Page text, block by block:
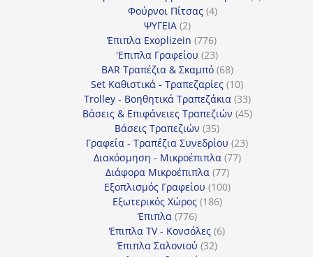
Φούρνοι Πίτσας 44
ΨΥΓΕΙΑ 22
προϊόντα
Έπιπλα Exoplizein 776776
προϊόντα
'Επιπλα Γραφείου 2323
προϊόντα
BAR Τραπέζια & Σκαμπό 6868
προϊόντα
Set Καθιστικά - Τραπεζαρίες 1010
προϊόντα
Trolley - Βοηθητικά Τραπεζάκια 3333
προϊόντα
Βάσεις & Επιφάνειες Τραπεζιών 4545
Βάσεις Τραπεζιών 3535
προϊόντα
Γραφεία - Τραπέζια Συνεδρίου 2323
Διακόσμηση - Μικροέπιπλα 7777
Διάφορα Μικροέπιπλα 7777
προϊόντα
Εξοπλισμός Γραφείου 100100
Εξωτερικός Χώρος 186186
Έπιπλα 776776
προϊόντα
Έπιπλα TV - Κονσόλες 66
Έπιπλα Σαλονιού 3232